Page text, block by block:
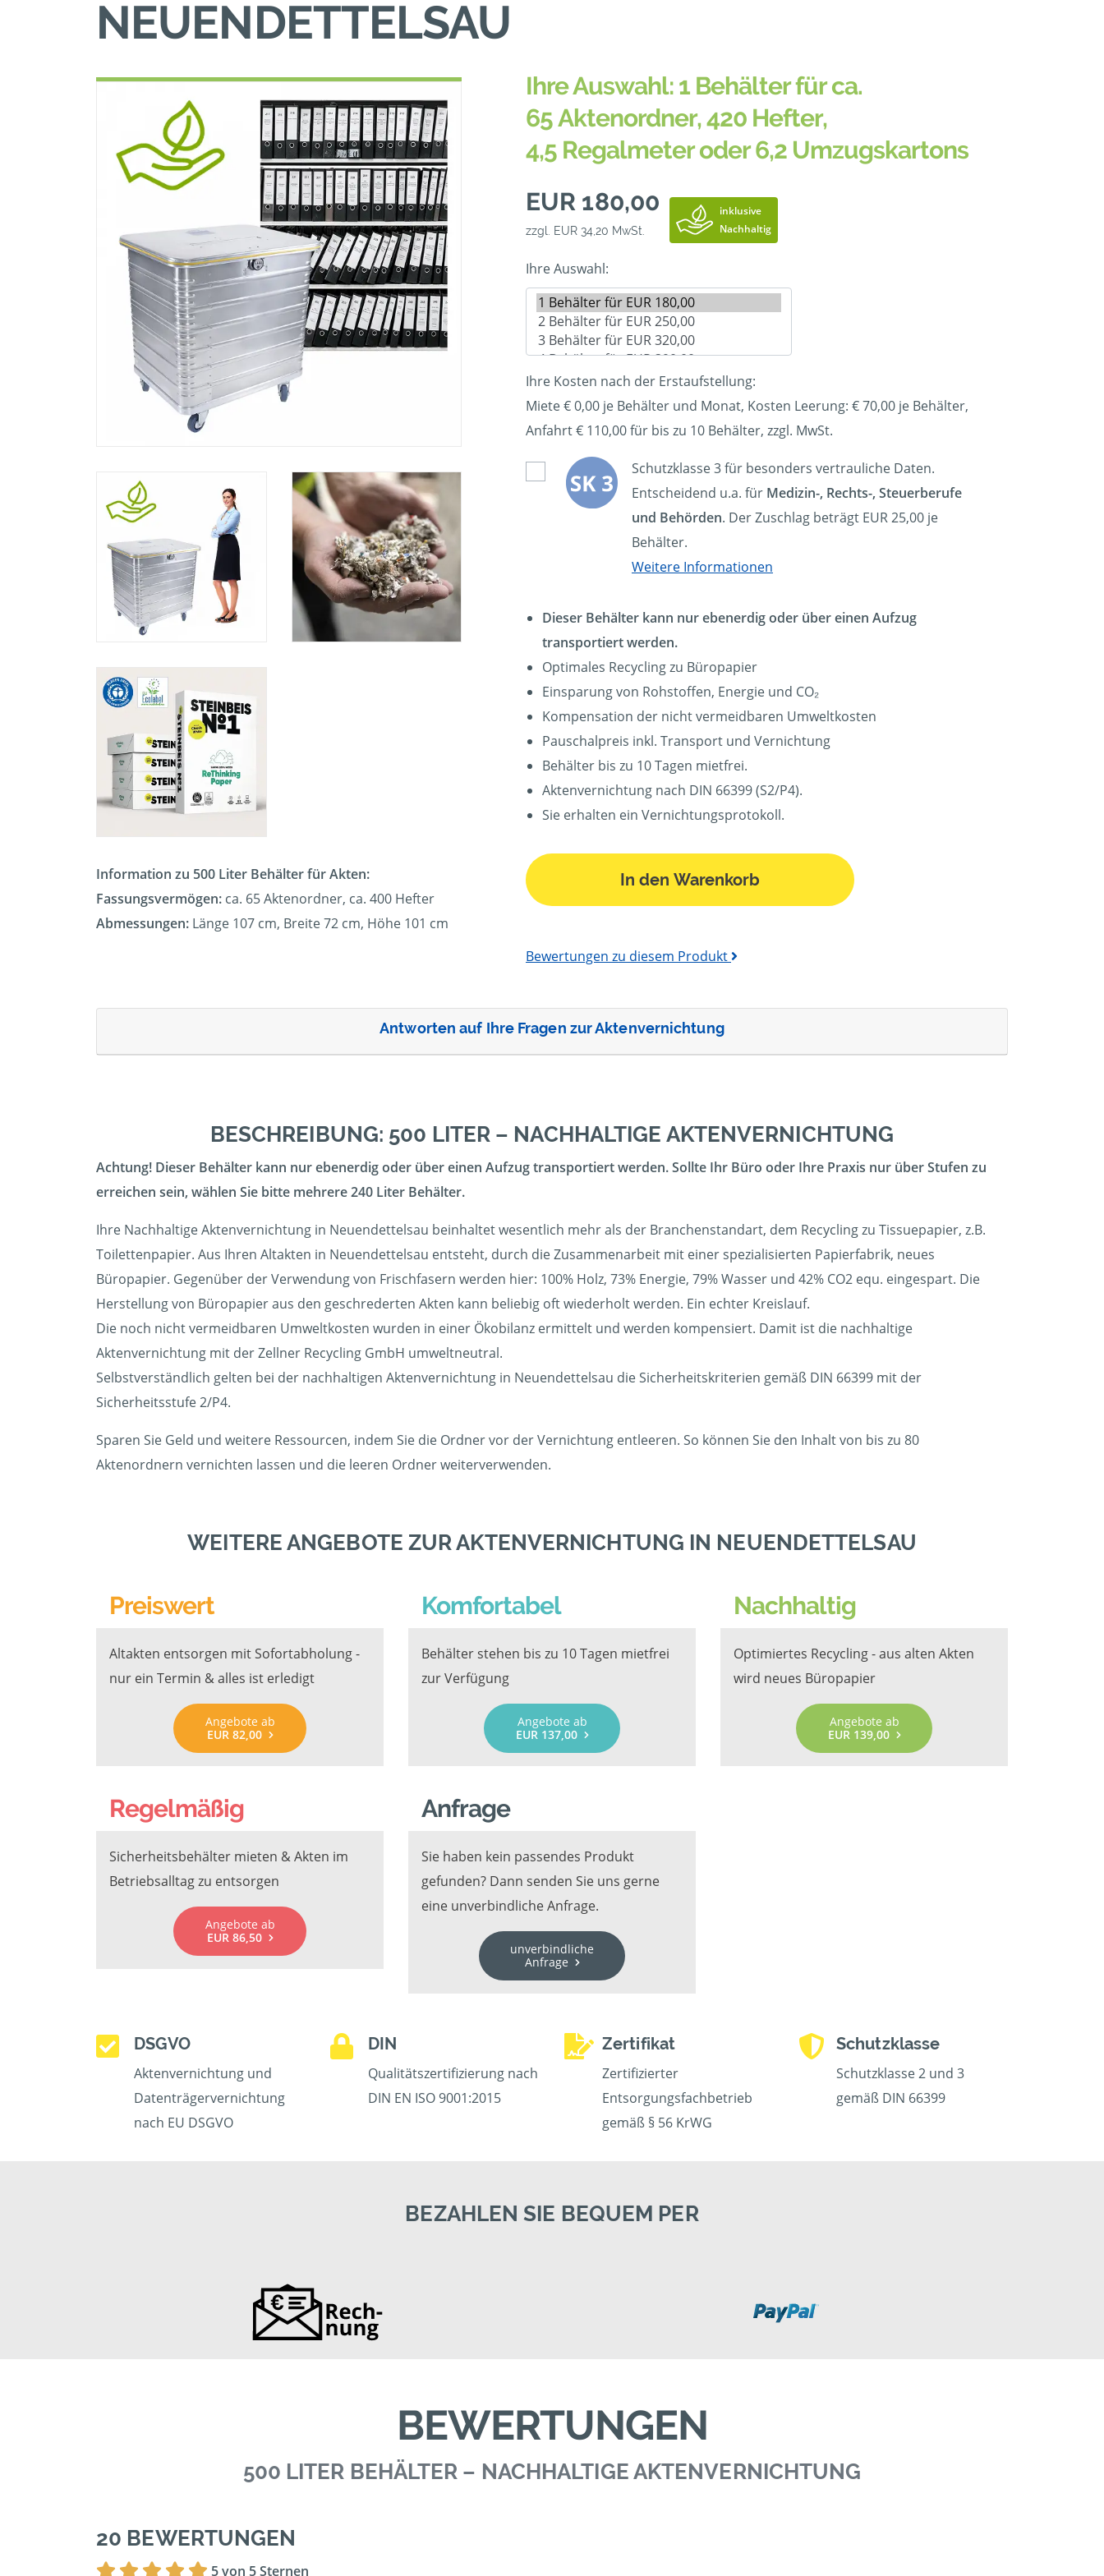
NEUENDETTELSAU
Information zu 500 Liter Behälter für Akten:
Fassungsvermögen: ca. 65 Aktenordner, ca. 400 Hefter
Abmessungen: Länge 107 cm, Breite 72 cm, Höhe 101 cm
Ihre Auswahl: 1 Behälter für ca.
65 Aktenordner, 420 Hefter,
4,5 Regalmeter oder 6,2 Umzugskartons
EUR 180,00
zzgl. EUR 34,20 MwSt.
inklusive
Nachhaltig
Ihre Auswahl:
Ihre Kosten nach der Erstaufstellung:
Miete € 0,00 je Behälter und Monat, Kosten Leerung: €70,00 je Behälter,
Anfahrt € 110,00 für bis zu 10 Behälter, zzgl. MwSt.
Schutzklasse 3 für besonders vertrauliche Daten.
Entscheidend u.a. für Medizin-, Rechts-, Steuerberufe
und Behörden. Der Zuschlag beträgt EUR 25,00 je
Behälter.
Weitere Informationen
Dieser Behälter kann nur ebenerdig oder über einen Aufzug
transportiert werden.
Optimales Recycling zu Büropapier
Einsparung von Rohstoffen, Energie und CO₂
Kompensation der nicht vermeidbaren Umweltkosten
Pauschalpreis inkl. Transport und Vernichtung
Behälter bis zu 10 Tagen mietfrei.
Aktenvernichtung nach DIN 66399 (S2/P4).
Sie erhalten ein Vernichtungsprotokoll.
In den Warenkorb
Bewertungen zu diesem Produkt
Antworten auf Ihre Fragen zur Aktenvernichtung
BESCHREIBUNG: 500 LITER – NACHHALTIGE AKTENVERNICHTUNG
Achtung! Dieser Behälter kann nur ebenerdig oder über einen Aufzug transportiert werden. Sollte Ihr Büro oder Ihre Praxis nur über Stufen zu
erreichen sein, wählen Sie bitte mehrere 240 Liter Behälter.
Ihre Nachhaltige Aktenvernichtung in Neuendettelsau beinhaltet wesentlich mehr als der Branchenstandart, dem Recycling zu Tissuepapier, z.B.
Toilettenpapier. Aus Ihren Altakten in Neuendettelsau entsteht, durch die Zusammenarbeit mit einer spezialisierten Papierfabrik, neues
Büropapier. Gegenüber der Verwendung von Frischfasern werden hier: 100% Holz, 73% Energie, 79% Wasser und 42% CO2 equ. eingespart. Die
Herstellung von Büropapier aus den geschrederten Akten kann beliebig oft wiederholt werden. Ein echter Kreislauf.
Die noch nicht vermeidbaren Umweltkosten wurden in einer Ökobilanz ermittelt und werden kompensiert. Damit ist die nachhaltige
Aktenvernichtung mit der Zellner Recycling GmbH umweltneutral.
Selbstverständlich gelten bei der nachhaltigen Aktenvernichtung in Neuendettelsau die Sicherheitskriterien gemäß DIN 66399 mit der
Sicherheitsstufe 2/P4.
Sparen Sie Geld und weitere Ressourcen, indem Sie die Ordner vor der Vernichtung entleeren. So können Sie den Inhalt von bis zu 80
Aktenordnern vernichten lassen und die leeren Ordner weiterverwenden.
WEITERE ANGEBOTE ZUR AKTENVERNICHTUNG IN NEUENDETTELSAU
Preiswert
Altakten entsorgen mit Sofortabholung -
nur ein Termin & alles ist erledigt
Angebote ab
EUR 82,00
Komfortabel
Behälter stehen bis zu 10 Tagen mietfrei
zur Verfügung
Angebote ab
EUR 137,00
Nachhaltig
Optimiertes Recycling - aus alten Akten
wird neues Büropapier
Angebote ab
EUR 139,00
Regelmäßig
Sicherheitsbehälter mieten & Akten im
Betriebsalltag zu entsorgen
Angebote ab
EUR 86,50
Anfrage
Sie haben kein passendes Produkt
gefunden? Dann senden Sie uns gerne
eine unverbindliche Anfrage.
unverbindliche
Anfrage
DSGVO
Aktenvernichtung und
Datenträgervernichtung
nach EU DSGVO
DIN
Qualitätszertifizierung nach
DIN EN ISO 9001:2015
Zertifikat
Zertifizierter
Entsorgungsfachbetrieb
gemäß § 56 KrWG
Schutzklasse
Schutzklasse 2 und 3
gemäß DIN 66399
BEZAHLEN SIE BEQUEM PER
BEWERTUNGEN
500 LITER BEHÄLTER – NACHHALTIGE AKTENVERNICHTUNG
20 BEWERTUNGEN
5 von 5 Sternen